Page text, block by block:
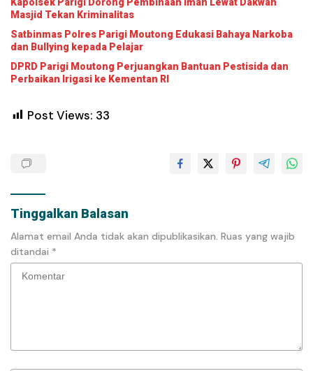
Masjid Tekan Kriminalitas
Satbinmas Polres Parigi Moutong Edukasi Bahaya Narkoba
dan Bullying kepada Pelajar
DPRD Parigi Moutong Perjuangkan Bantuan Pestisida dan
Perbaikan Irigasi ke Kementan RI
Post Views: 33
Tinggalkan Balasan
Alamat email Anda tidak akan dipublikasikan. Ruas yang wajib
ditandai *